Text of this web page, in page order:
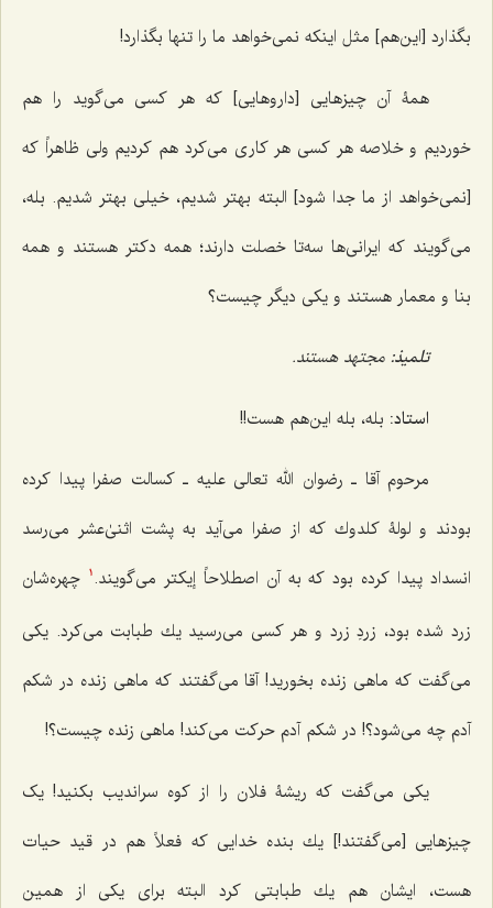
بگذارد [این‌هم] مثل اینكه نمى‌خواهد ما را تنها بگذارد!
همۀ آن چیزهایى [داروهایی] كه هر كسى‌ می‌گوید را هم
خوردیم و خلاصه هر كسى هر كارى می‌کرد هم كردیم ولى ظاهراً كه
[نمی‌خواهد از ما جدا شود] البته بهتر شدیم، خیلى بهتر شدیم. بله،
مى‌گویند که ایرانى‌ها سه‌تا خصلت دارند؛ همه دكتر هستند و همه
بنا و معمار هستند و یكى دیگر چیست؟
تلمیذ:مجتهد هستند.
استاد: بله، بله این‌هم هست!!
مرحوم آقا ـ رضوان الله تعالی علیه ـ كسالت صفرا پیدا كرده
بودند و لولۀ كلدوك كه از صفرا مى‌آید به پشت اثنىٰ‌عشر مى‌رسد
انسداد پیدا كرده بود که به آن اصطلاحاً إیكتر مى‌گویند. 1
چهره‌شان
زرد شده بود، زردِ زرد و هر كسى مى‌رسید یك طبابت مى‌كرد. یكى
مى‌گفت که ماهى زنده بخورید! آقا مى‌گفتند که ماهى زنده در شكم
آدم چه مى‌شود؟! در شكم آدم حركت مى‌كند! ماهى زنده چیست؟!
یكى مى‌گفت که ریشۀ فلان را از كوه سراندیب بکنید! یک
چیزهایی [می‌گفتند!] یك بنده خدایى كه فعلاً هم در قید حیات
هست، ایشان هم یك طبابتى كرد البته براى یكى از همین